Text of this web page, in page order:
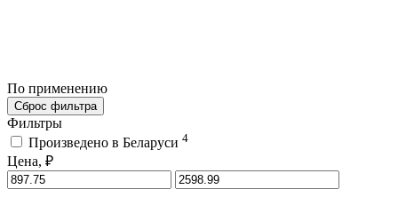
По применению
Сброс фильтра
Фильтры
Произведено в Беларуси 4
Цена, ₽